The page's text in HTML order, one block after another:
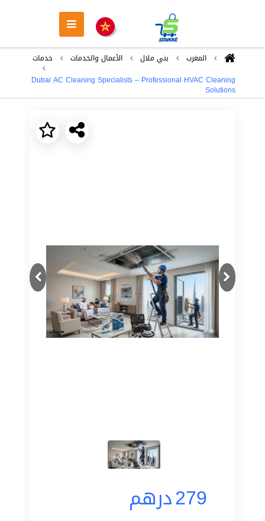
المغرب بني ملال اﻷعمال والخدمات
خدمات
Dubai AC Cleaning Specialists – Professional HVAC Cleaning
Solutions
Previous
Next
279درهم